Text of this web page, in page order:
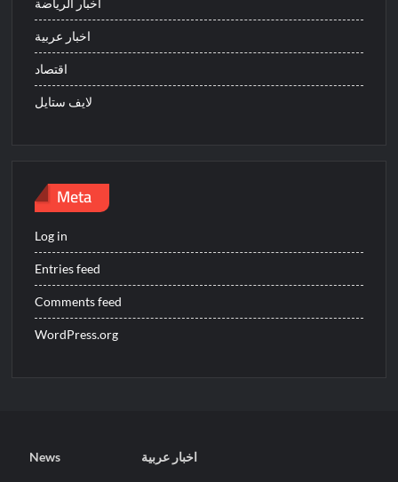
اخبار عربية
اقتصاد
لايف ستايل
Meta
Log in
Entries feed
Comments feed
WordPress.org
News اخبار عربية